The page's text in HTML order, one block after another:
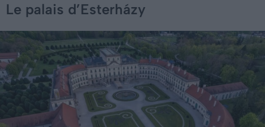
Le palais d’Esterházy